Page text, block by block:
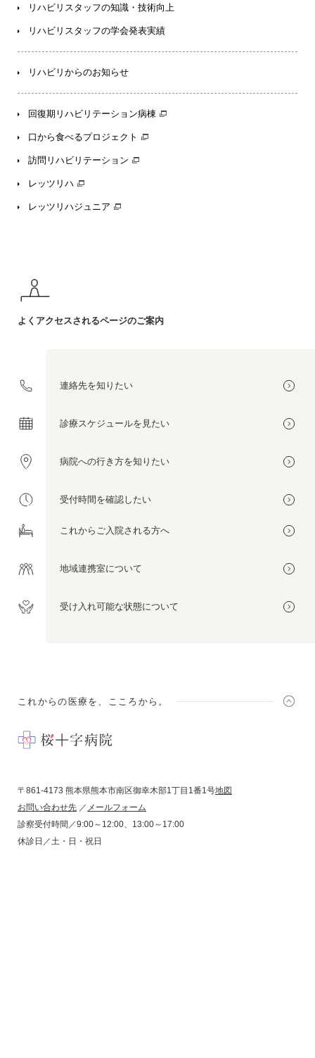
リハビリスタッフの知識・技術向上
リハビリスタッフの学会発表実績
リハビリからのお知らせ
回復期リハビリテーション病棟
口から食べるプロジェクト
訪問リハビリテーション
レッツリハ
レッツリハジュニア
よくアクセスされるページのご案内
連絡先を知りたい
診療スケジュールを 見たい
病院への行き方を知りたい
受付時間を確認したい
これから ご入院される方へ
地域連携室について
受け入れ可能な状態について
これからの医療を、こころから。
〒861-4173 熊本県熊本市南区御幸木部1丁目1番1号地図
お問い合わせ先 ／ メールフォーム
診察受付時間／9:00～12:00、13:00～17:00
休診日／土・日・祝日